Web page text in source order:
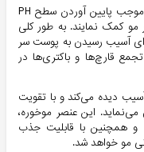
با افزودن این ترکیب به شامپو موجب پایین آوردن سطح PH
کمک نمایند. به طور کلی
آسیب رسیدن به پوست سر
قارچ‌ها و باکتری‌ها در
دیده می‌کند و با تقویت
می‌نماید. این عنصر موخوره،
و همچنین با قابلیت جذب
مو خواهد شد.